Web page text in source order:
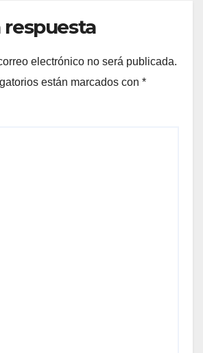
respuesta
electrónico no será publicada.
están marcados con *